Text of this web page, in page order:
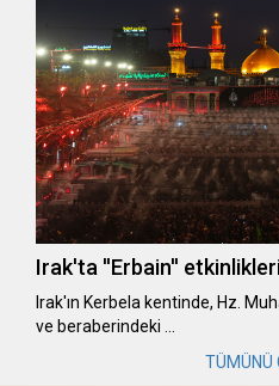
Irak'ta ''Erbain''
Irak'ın Kerbela kentinde, Hz.
ve beraberindeki …
TÜMÜNÜ